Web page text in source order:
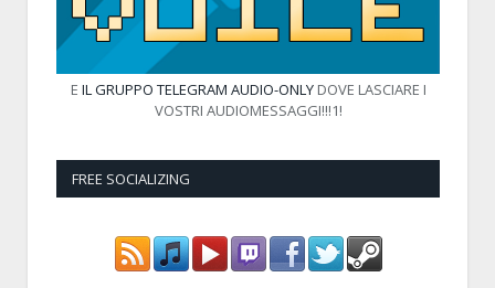
E IL GRUPPO TELEGRAM AUDIO-ONLYDOVE LASCIARE I
VOSTRI AUDIOMESSAGGI!!!1!
FREE SOCIALIZING